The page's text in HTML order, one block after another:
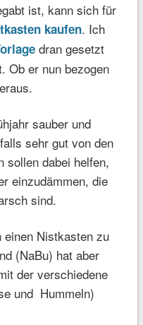
ist, kann sich für
kaufen. Ich
dran gesetzt
Ob er nun bezogen
sauber und
sehr gut von den
sollen dabei helfen,
einzudämmen, die
sind.
Nistkasten zu
(NaBu) hat aber
der verschiedene
und Hummeln)